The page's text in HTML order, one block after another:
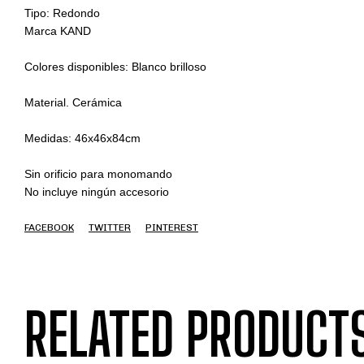
Tipo: Redondo
Marca KAND
Colores disponibles: Blanco brilloso
Material. Cerámica
Medidas: 46x46x84cm
Sin orificio para monomando
No incluye ningún accesorio
FACEBOOK TWITTER PINTEREST
RELATED